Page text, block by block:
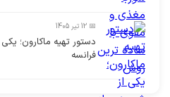
📅 12 تیر 1405
دستور تهیه ماکارون؛
فرانسه